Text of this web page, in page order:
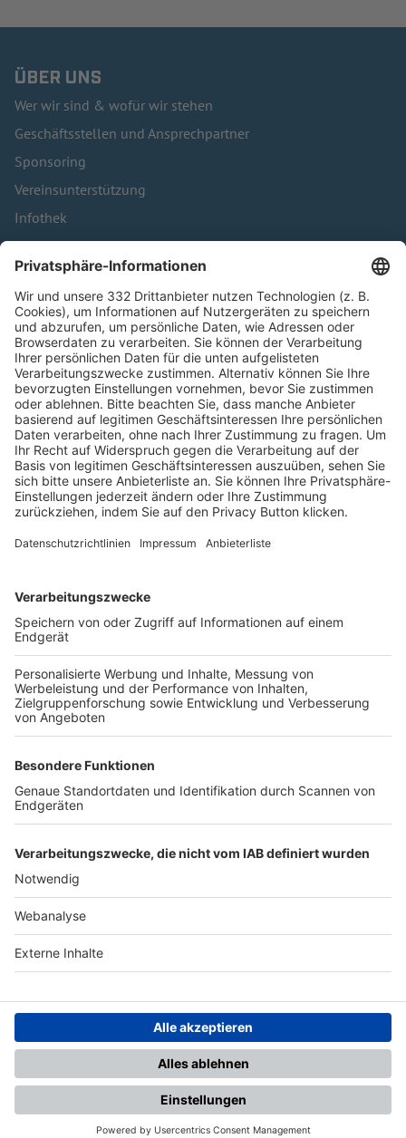
ÜBER UNS
Wer wir sind & wofür wir stehen
Geschäftsstellen und Ansprechpartner
Sponsoring
Vereinsunterstützung
Infothek
Kontakt
HÄUFIG BESUCHTE SEITEN
Pässe und Vereinswechsel
Trainerausbildung
Schulungsangebot Vereinsmitarbeiter
BFV-Geschäftsstellen
Trainerbörse
Login SpielPlus
FOLGE DEM BFV
TOP-VEREINE
TOP-PARTNER
SFV DFB
Nutzungsbedingungen Datenschutz Impressum
Ihr Gerät wird möglicherweise
nicht vollständig unterstützt.
Für die beste Nutzung empfehlen
wir ein kompatibles Gerät oder
einen aktuellen Browser.